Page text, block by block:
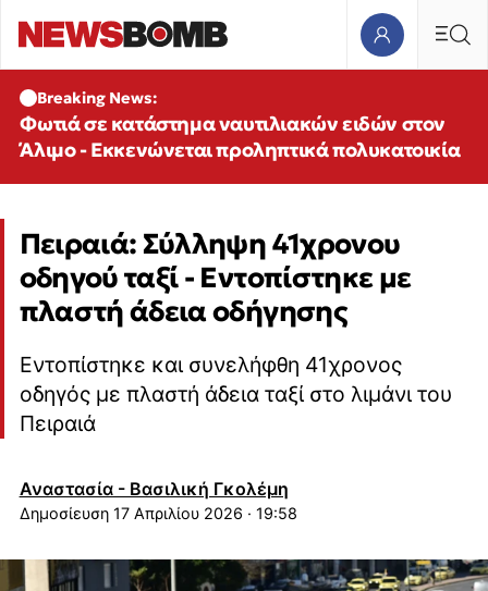
Breaking News:
Φωτιά σε κατάστημα ναυτιλιακών ειδών στον
Άλιμο - Εκκενώνεται προληπτικά πολυκατοικία
Πειραιά: Σύλληψη 41χρονου
οδηγού ταξί - Εντοπίστηκε με
πλαστή άδεια οδήγησης
Εντοπίστηκε και συνελήφθη 41χρονος
οδηγός με πλαστή άδεια ταξί στο λιμάνι του
Πειραιά
Αναστασία - Βασιλική Γκολέμη
17 Απριλίου 2026 · 19:58